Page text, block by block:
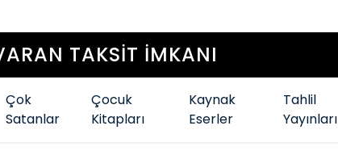
12 AYA VARAN TAKSİT İMKANI
Çok
Satanlar
Çocuk
Kitapları
Kaynak
Eserler
Tahlil
Yayınları